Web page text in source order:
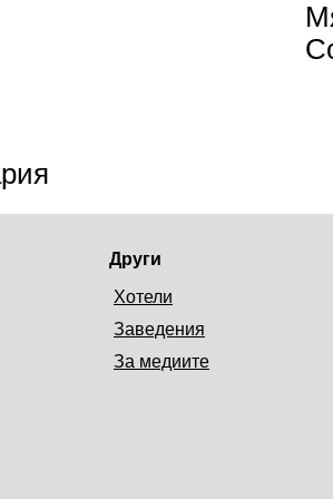
Други
Хотели
Заведения
За медиите